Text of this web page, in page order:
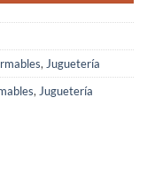
, Juguetería
, Juguetería